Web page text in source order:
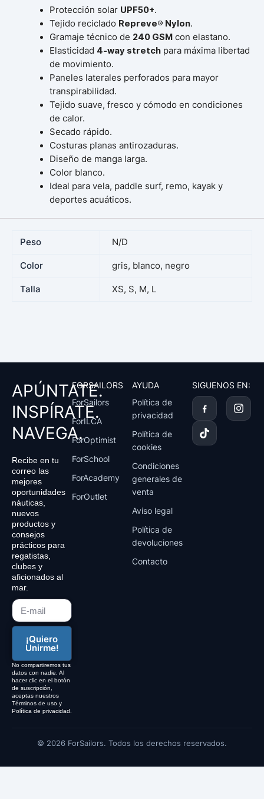
Protección solar UPF50+.
Tejido reciclado Repreve® Nylon.
Gramaje técnico de 240 GSMcon elastano.
Elasticidad 4-way stretchpara máxima libertad
de movimiento.
Paneles laterales perforados para mayor
transpirabilidad.
Tejido suave, fresco y cómodo en condiciones
de calor.
Secado rápido.
Costuras planas antirozaduras.
Diseño de manga larga.
Color blanco.
Ideal para vela, paddle surf, remo, kayak y
deportes acuáticos.
Peso N/D
Color gris, blanco, negro
Talla XS, S, M, L
APÚNTATE.
INSPÍRATE.
NAVEGA.
Recibe en tu
correo las
mejores
oportunidades
náuticas,
nuevos
productos y
consejos
prácticos para
regatistas,
clubes y
aficionados al
mar.
¡Quiero
Unirme!
No compartiremos tus
datos con nadie. Al
hacer clic en el botón
de suscripción,
aceptas nuestros
Términos de uso y
Política de privacidad.
FORSAILORS
ForSailors
ForILCA
ForOptimist
ForSchool
ForAcademy
ForOutlet
AYUDA
Política de
privacidad
Política de
cookies
Condiciones
generales de
venta
Aviso legal
Política de
devoluciones
Contacto
SIGUENOS EN:
I
n
s
i
t
o
© 2026 ForSailors. Todos los derechos reservados.